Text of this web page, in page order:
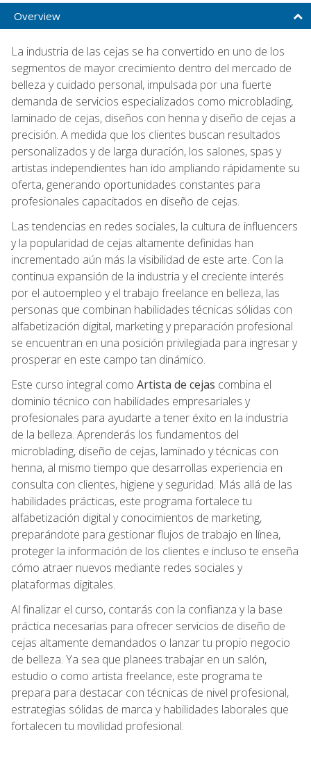
Overview
La industria de las cejas se ha convertido en uno de los
segmentos de mayor crecimiento dentro del mercado de
belleza y cuidado personal, impulsada por una fuerte
demanda de servicios especializados como microblading,
laminado de cejas, diseños con henna y diseño de cejas a
precisión. A medida que los clientes buscan resultados
personalizados y de larga duración, los salones, spas y
artistas independientes han ido ampliando rápidamente su
oferta, generando oportunidades constantes para
profesionales capacitados en diseño de cejas.
Las tendencias en redes sociales, la cultura de influencers
y la popularidad de cejas altamente definidas han
incrementado aún más la visibilidad de este arte. Con la
continua expansión de la industria y el creciente interés
por el autoempleo y el trabajo freelance en belleza, las
personas que combinan habilidades técnicas sólidas con
alfabetización digital, marketing y preparación profesional
se encuentran en una posición privilegiada para ingresar y
prosperar en este campo tan dinámico.
Este curso integral como Artista de cejas combina el
dominio técnico con habilidades empresariales y
profesionales para ayudarte a tener éxito en la industria
de la belleza. Aprenderás los fundamentos del
microblading, diseño de cejas, laminado y técnicas con
henna, al mismo tiempo que desarrollas experiencia en
consulta con clientes, higiene y seguridad. Más allá de las
habilidades prácticas, este programa fortalece tu
alfabetización digital y conocimientos de marketing,
preparándote para gestionar flujos de trabajo en línea,
proteger la información de los clientes e incluso te enseña
cómo atraer nuevos mediante redes sociales y
plataformas digitales.
Al finalizar el curso, contarás con la confianza y la base
práctica necesarias para ofrecer servicios de diseño de
cejas altamente demandados o lanzar tu propio negocio
de belleza. Ya sea que planees trabajar en un salón,
estudio o como artista freelance, este programa te
prepara para destacar con técnicas de nivel profesional,
estrategias sólidas de marca y habilidades laborales que
fortalecen tu movilidad profesional.